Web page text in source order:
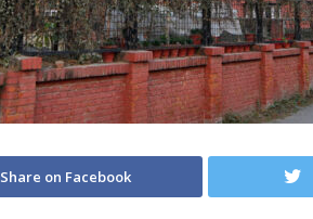
Share on Facebook